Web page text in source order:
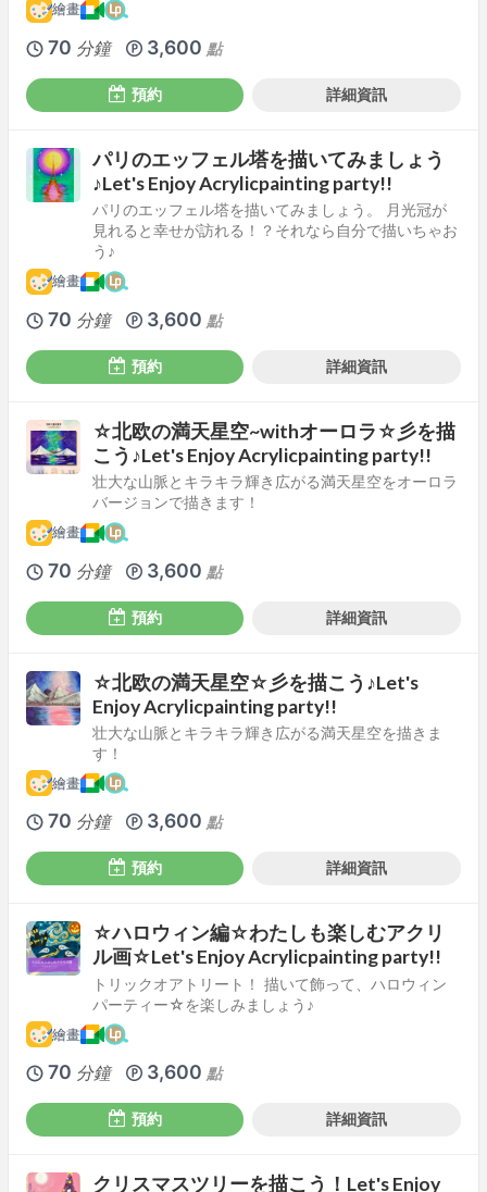
繪畫
70 分鐘 3,600 點
預約 詳細資訊
パリのエッフェル塔を描いてみましょう
♪Let's Enjoy Acrylicpainting party!!
パリのエッフェル塔を描いてみましょう。 月光冠が
見れると幸せが訪れる！？それなら自分で描いちゃお
う♪
繪畫
70 分鐘 3,600 點
預約 詳細資訊
☆北欧の満天星空~withオーロラ☆彡を描
こう♪Let's Enjoy Acrylicpainting party!!
壮大な山脈とキラキラ輝き広がる満天星空をオーロラ
バージョンで描きます！
繪畫
70 分鐘 3,600 點
預約 詳細資訊
☆北欧の満天星空☆彡を描こう♪Let's
Enjoy Acrylicpainting party!!
壮大な山脈とキラキラ輝き広がる満天星空を描きま
す！
繪畫
70 分鐘 3,600 點
預約 詳細資訊
☆ハロウィン編☆わたしも楽しむアクリ
ル画☆Let's Enjoy Acrylicpainting party!!
トリックオアトリート！ 描いて飾って、ハロウィン
パーティー☆を楽しみましょう♪
繪畫
70 分鐘 3,600 點
預約 詳細資訊
クリスマスツリーを描こう！Let's Enjoy